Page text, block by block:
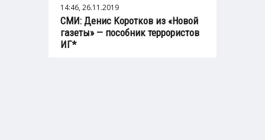
14:46, 26.11.2019
СМИ: Денис Коротков из «Новой
газеты» — пособник террористов
ИГ*